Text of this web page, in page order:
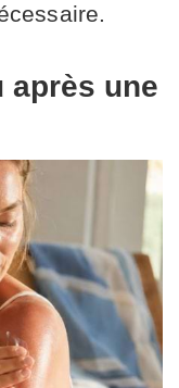
après une